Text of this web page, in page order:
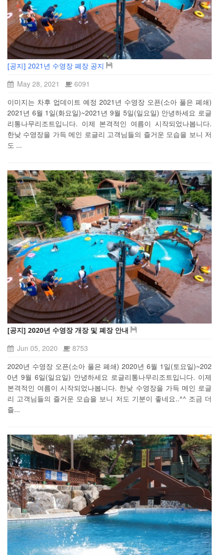
[공지] 2021년 수영장 폐장 공지
May 28, 2021
6091
이미지는 차후 업데이트 예정 2021년 수영장 오픈(소아 풀은 폐쇄)
2021년 6월 1일(화요일)~2021년 9월 5일(일요일) 안녕하세요 로글
리통나무리조트입니다. 이제 본격적인 여름이 시작되었나봅니다.
한낮 수영장을 가득 메인 로글리 고객님들의 즐거운 모습을 보니 저
도 ...
[공지] 2020년 수영장 개장 및 폐장 안내
Jun 05, 2020
8753
2020년 수영장 오픈(소아 풀은 폐쇄) 2020년 6월 1일(토요일)~202
0년 9월 6일(일요일) 안녕하세요 로글리통나무리조트입니다. 이제
본격적인 여름이 시작되었나봅니다. 한낮 수영장을 가득 메인 로글
리 고객님들의 즐거운 모습을 보니 저도 기분이 좋네요..^^ 조금 더
즐...